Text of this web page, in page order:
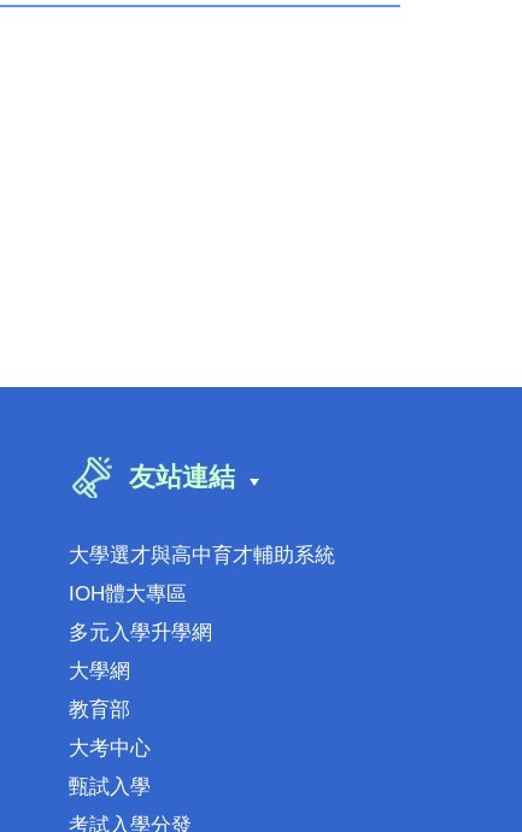
友站連結
大學選才與高中育才輔助系統
IOH體大專區
多元入學升學網
大學網
教育部
大考中心
甄試入學
考試入學分發